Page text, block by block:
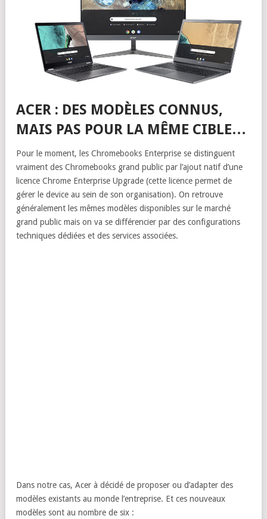
ACER : DES MODÈLES CONNUS,
MAIS PAS POUR LA MÊME CIBLE…
Pour le moment, les Chromebooks Enterprise se distinguent
vraiment des Chromebooks grand public par l’ajout natif d’une
licence Chrome Enterprise Upgrade (cette licence permet de
gérer le device au sein de son organisation). On retrouve
généralement les mêmes modèles disponibles sur le marché
grand public mais on va se différencier par des configurations
techniques dédiées et des services associées.
Dans notre cas, Acer à décidé de proposer ou d’adapter des
modèles existants au monde l’entreprise. Et ces nouveaux
modèles sont au nombre de six :